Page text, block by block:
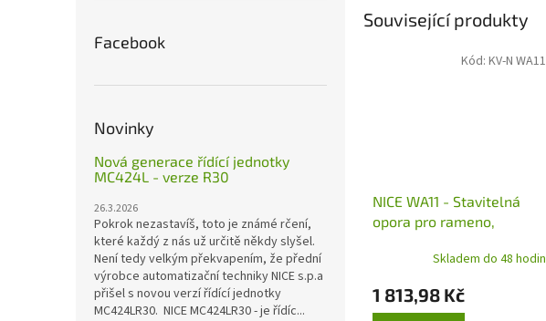
Facebook
Novinky
Nová generace řídící jednotky
MC424L - verze R30
26.3.2026
Pokrok nezastavíš, toto je známé rčení,
které každý z nás už určitě někdy slyšel.
Není tedy velkým překvapením, že přední
výrobce automatizační techniky NICE s.p.a
přišel s novou verzí řídící jednotky
MC424LR30. NICE MC424LR30 - je řídíc...
Související produkty
NICE WA11 - Stavitelná
opora pro rameno,
XBA5, XBA14, XBA15 a
Skladem do 48 hodin
1 813,98 Kč
Kód: KV-N WA11